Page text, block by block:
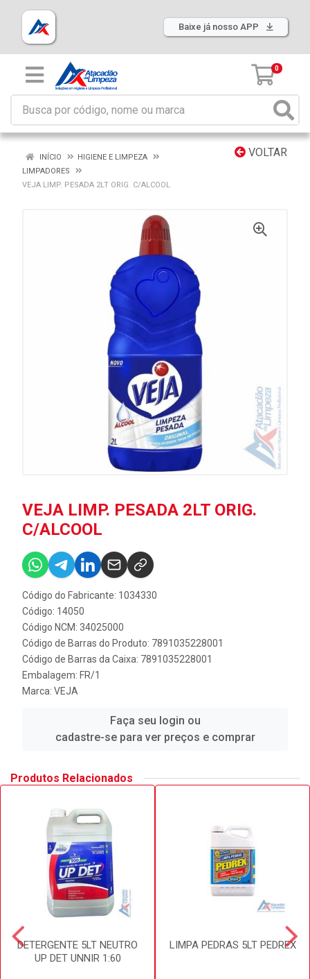
Baixe já nosso APP
0
VOLTAR
INÍCIO
HIGIENE E LIMPEZA
LIMPADORES
VEJA LIMP. PESADA 2LT ORIG. C/ALCOOL
VEJA LIMP. PESADA 2LT ORIG.
C/ALCOOL
Código do Fabricante: 1034330
Código: 14050
Código NCM: 34025000
Código de Barras do Produto: 7891035228001
Código de Barras da Caixa: 7891035228001
Embalagem: FR/1
Marca: VEJA
Faça seu login ou
cadastre-se para ver preços e comprar
Produtos Relacionados
DETERGENTE 5LT NEUTRO
UP DET UNNIR 1:60
LIMPA PEDRAS 5LT PEDREX